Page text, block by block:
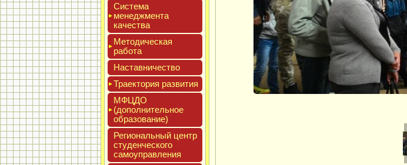
Сис­те­ма
ме­нед­жмен­та
ка­чес­тва
Мето­дичес­кая
ра­бота
Нас­тавни­чес­тво
Тра­ек­то­рия раз­ви­тия
МФЦДО
(до­пол­ни­тель­ное
об­ра­зова­ние)
Реги­ональ­ный центр
сту­ден­ческо­го
са­мо­уп­равле­ния